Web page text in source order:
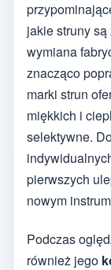
jakie struny
wymiana
znacząco
marki strun
miękkich i
selektywne.
pierwszych
nowym
Podczas
również jego